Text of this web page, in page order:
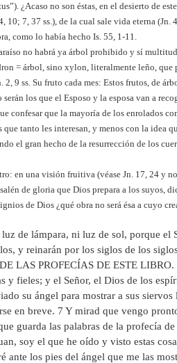
¿Acaso no son éstas, en el desierto de
10; 7, 37 ss.), de la cual sale vida eterna (Jn.
como lo había hecho Is. 55, 1-11.
no habrá ya árbol prohibido y sí
= árbol, sino xylon, literalmente leño, que
2, 9 ss. Su fruto cada mes: Estos frutos, de
serán los que el Esposo y la esposa van a
confesar que la mayoría de los enrolados
que tanto les interesan, y menos con la idea
el gran hecho de la resurrección de los
en una visión fruitiva (véase Jn. 17, 24 y
de gloria que Dios prepara a los suyos,
de Dios ¿qué obra no será ésa a cuyo
de lámpara, ni luz de sol, porque el
y reinarán por los siglos de los
LAS PROFECÍAS DE ESTE LIBRO.
y fieles; y el Señor, el Dios de los
su ángel para mostrar a sus siervos
en breve. 7 Y mirad que vengo
guarda las palabras de la profecía de
soy el que he oído y visto estas
ante los pies del ángel que me las